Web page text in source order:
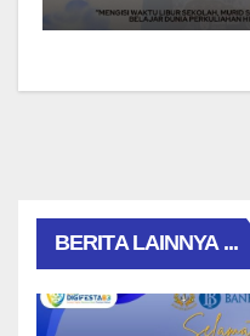
BERITA LAINNYA ...